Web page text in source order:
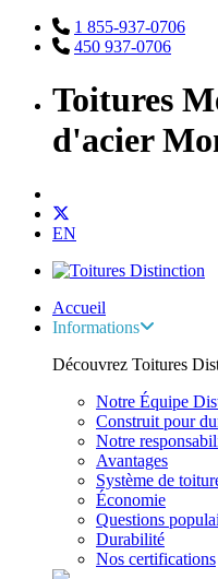
1 855-937-0706
450 937-0706
Toitures
d'acier
EN
Accueil
Informations
Découvrez Toitures
Notre Équipe
Construit pour
Notre
Avantages
Système de
Économie
Questions
Durabilité
Nos certifications